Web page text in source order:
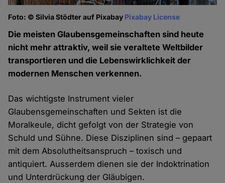
Foto: © Silvia Stödter auf Pixabay Pixabay License
Die meisten Glaubensgemeinschaften sind heute
nicht mehr attraktiv, weil sie veraltete Weltbilder
transportieren und die Lebenswirklichkeit der
modernen Menschen verkennen.
Das wichtigste Instrument vieler
Glaubensgemeinschaften und Sekten ist die
Moralkeule, dicht gefolgt von der Strategie von
Schuld und Sühne. Diese Disziplinen sind – gepaart
mit dem Absolutheitsanspruch – toxisch und
antiquiert. Ausserdem dienen sie der Indoktrination
und Unterdrückung der Gläubigen.